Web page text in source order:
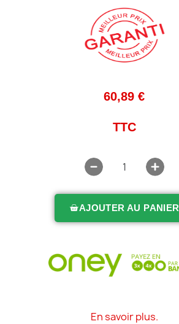
60,89 €
TTC
AJOUTER AU PANIER
En savoir plus.